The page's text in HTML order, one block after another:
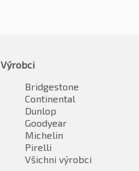
Výrobci
Bridgestone
Continental
Dunlop
Goodyear
Michelin
Pirelli
Všichni výrobci